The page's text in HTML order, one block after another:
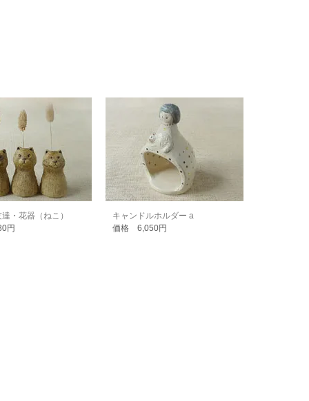
・花器（ねこ）
円
キャンドルホルダー a
価格 6,050円